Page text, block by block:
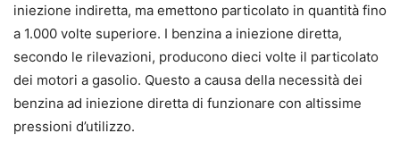
iniezione indiretta, ma emettono particolato in quantità fino
a 1.000 volte superiore. I benzina a iniezione diretta,
secondo le rilevazioni, producono dieci volte il particolato
dei motori a gasolio. Questo a causa della necessità dei
benzina ad iniezione diretta di funzionare con altissime
pressioni d’utilizzo.